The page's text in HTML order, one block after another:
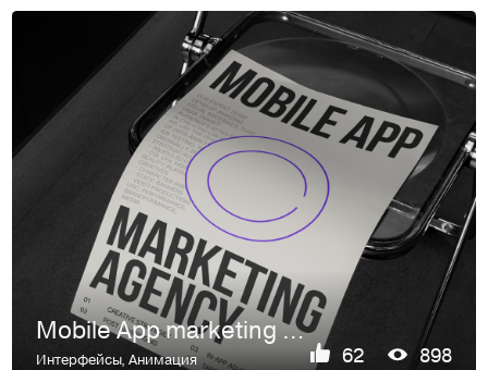
Mobile App marketing agency — имиджевый сайт
Интерфейсы,Анимация 62 898